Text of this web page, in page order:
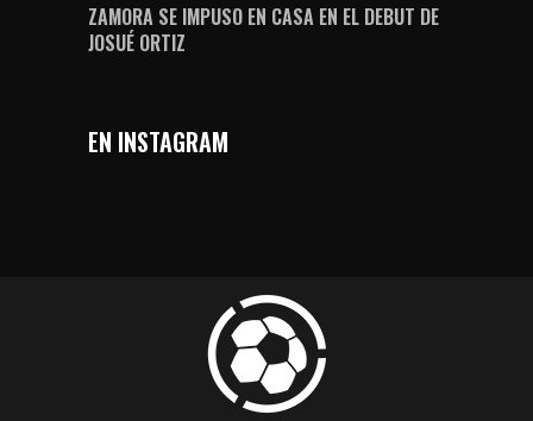
ZAMORA SE IMPUSO EN CASA EN EL DEBUT DE
JOSUÉ ORTIZ
EN INSTAGRAM